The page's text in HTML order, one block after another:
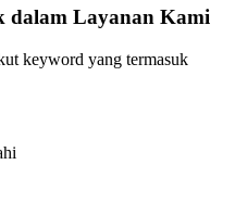
dalam Layanan Kami
keyword yang termasuk